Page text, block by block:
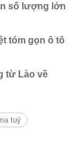
số lượng lớn
tóm gọn ô tô
từ Lào về
tuý